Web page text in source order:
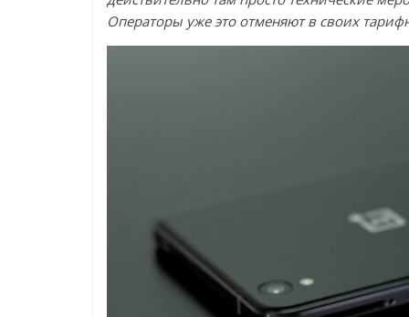
Операторы уже это отменяют в своих